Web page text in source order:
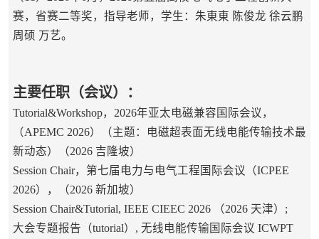
赛，省赛二等奖，指导老师，学生：朱東東 陈俊龙 徐云鹏
周硕 万艺。
主要任职（会议）：
Tutorial&Workshop，2026年亚太电磁兼容国际会议，
（APEMC 2026）（主题：电磁超表面无线电能传输技术最
新动态）（2026 吉隆坡）
Session Chair，第七届电力与电气工程国际会议（ICPEE
2026），（2026 新加坡）
Session Chair&Tutorial, IEEE CIEEC 2026 （2026 天津）;
大会专题报告（tutorial）, 无线电能传输国际会议 ICWPT